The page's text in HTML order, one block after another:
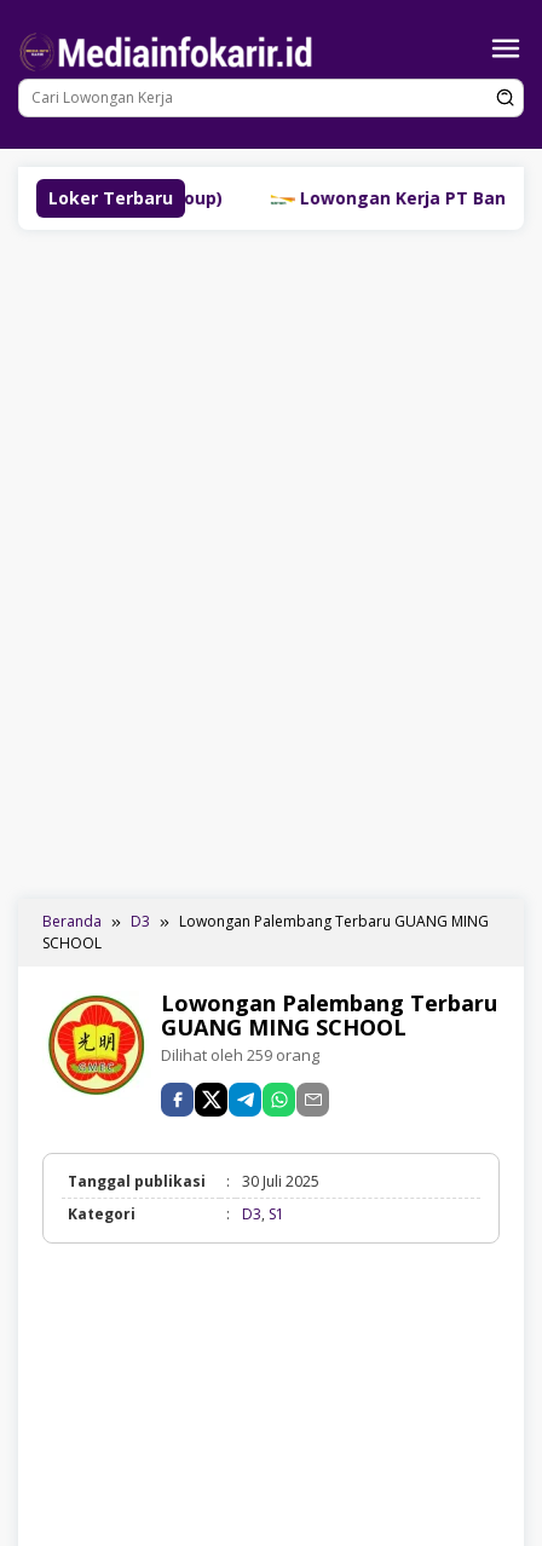
konten
Loker Terbaru
(SM Group) Lowongan Kerja PT Bank
Beranda D3
Lowongan Palembang Terbaru GUANG MING
SCHOOL
Lowongan Palembang Terbaru
GUANG MING SCHOOL
Dilihat oleh 259 orang
Tanggal publikasi :
30 Juli 2025
Kategori
: D3, S1